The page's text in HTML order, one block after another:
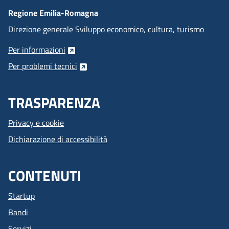
Regione Emilia-Romagna
Direzione generale Sviluppo economico, cultura, turismo
Per informazioni
Per problemi tecnici
TRASPARENZA
Privacy e cookie
Dichiarazione di accessibilità
CONTENUTI
Startup
Bandi